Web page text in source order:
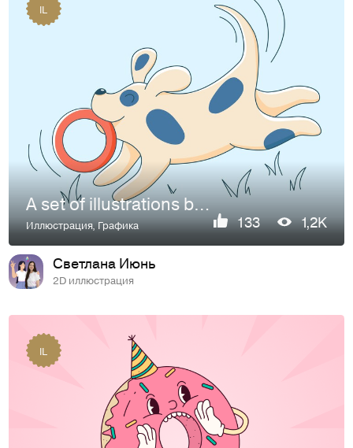
IL
A set of illustrations by Archibald the Dog
Иллюстрация,Графика 133 1,2K
Светлана Июнь
2D иллюстрация
IL